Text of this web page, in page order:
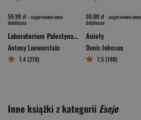
59,99 zł - sugerowana cena
detaliczna
Laboratorium Palestyna. Jak Izrael eksportuje technologię przemocy na cały świat
Antony Loewenstein
7,4 (219)
59,00 zł - sugerowana cena
detaliczna
Anioły
Denis Johnson
7,5 (188)
Inne książki z kategorii Eseje